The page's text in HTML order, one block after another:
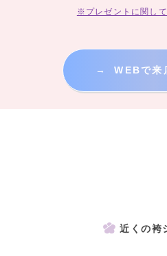
※プレゼントに関し
→ WEBで来
近くの袴